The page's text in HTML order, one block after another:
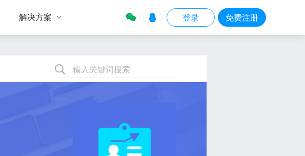
解决方案    登录 免费注册
输入关键词搜索